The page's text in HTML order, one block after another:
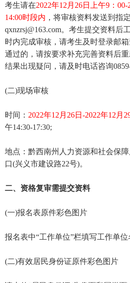
考生请在2022年12月26日上午9：
14:00时段内 ，将审核资料发送到指
qxnzrsj@163.com。考生提交资料后
时内完成审核，请考生及时登录邮
通过的，请按要求补充完善资料后
结果出现疑问，请及时电话咨询0859-
(二)现场审核
时间： 2022年12月26日-2022年12月
午14:30-17:30;
地点：黔西南州人力资源和社会保
口(兴义市建设路22号)。
二、资格复审需提交资料
(一)报名表原件彩色图片
报名表中“工作单位”栏填写工作单位
(二)有效居民身份证原件彩色图片